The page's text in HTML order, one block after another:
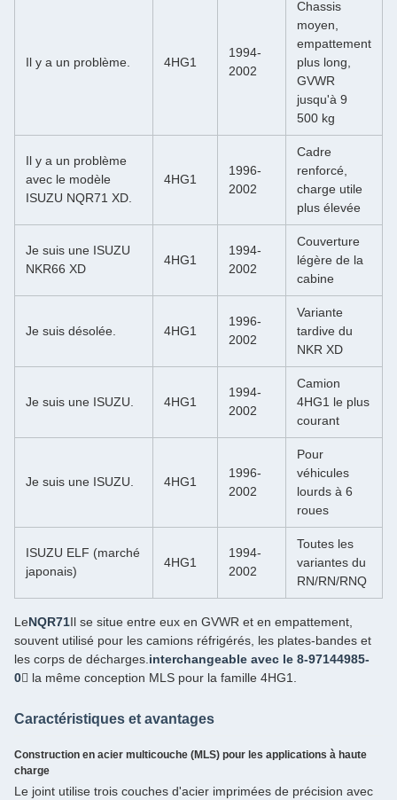
Il y a un problème. 4HG1
1994­
2002
Chassis
moyen,
empattement
plus long,
GVWR
jusqu'à 9
500 kg
Il y a un problème
avec le modèle
ISUZU NQR71 XD.
4HG1
1996­
2002
Cadre
renforcé,
charge utile
plus élevée
Je suis une ISUZU
NKR66 XD
4HG1
1994­
2002
Couverture
légère de la
cabine
Je suis désolée. 4HG1
1996­
2002
Variante
tardive du
NKR XD
Je suis une ISUZU. 4HG1
1994­
2002
Camion
4HG1 le plus
courant
Je suis une ISUZU. 4HG1
1996­
2002
Pour
véhicules
lourds à 6
roues
ISUZU ELF (marché
japonais)
4HG1
1994­
2002
Toutes les
variantes du
RN/RN/RNQ
LeNQR71Il se situe entre eux en GVWR et en empattement,
souvent utilisé pour les camions réfrigérés, les plates-bandes et
les corps de décharges.interchangeable avec le 8-97144985-
0 la même conception MLS pour la famille 4HG1.
Caractéristiques et avantages
Construction en acier multicouche (MLS) pour les applications à haute
charge
Le joint utilise trois couches d'acier imprimées de précision avec